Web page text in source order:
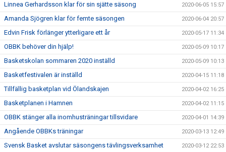
Linnea Gerhardsson klar för sin sjätte säsong 2020-06-05 15:57
Amanda Sjögren klar för femte säsongen 2020-06-04 20:57
Edvin Frisk förlänger ytterligare ett år 2020-05-17 11:34
OBBK behöver din hjälp! 2020-05-09 10:17
Basketskolan sommaren 2020 inställd 2020-05-09 10:13
Basketfestivalen är inställd 2020-04-15 11:18
Tillfällig basketplan vid Ölandskajen 2020-04-02 16:25
Basketplanen i Hamnen 2020-04-02 11:15
OBBK stänger alla inomhusträningar tillsvidare 2020-04-01 14:39
Angående OBBKs träningar 2020-03-13 12:49
Svensk Basket avslutar säsongens tävlingsverksamhet 2020-03-12 22:53